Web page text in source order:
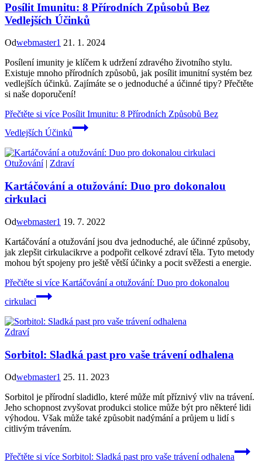
Posílit Imunitu: 8 Přírodních Způsobů Bez
Vedlejších Účinků
Odwebmaster1 21. 1. 2024
Posílení imunity je klíčem k udržení zdravého životního stylu.
Existuje mnoho přírodních způsobů, jak posílit imunitní systém bez
vedlejších účinků. Zajímáte se o jednoduché a účinné tipy? Přečtěte
si naše doporučení!
Přečtěte si více Posílit Imunitu: 8 Přírodních Způsobů Bez
Vedlejších Účinků
Otužování| Zdraví
Kartáčování a otužování: Duo pro dokonalou
cirkulaci
Odwebmaster1 19. 7. 2022
Kartáčování a otužování jsou dva jednoduché, ale účinné způsoby,
jak zlepšit cirkulacikrve a podpořit celkové zdraví těla. Tyto metody
mohou být spojeny pro ještě větší účinky a pocit svěžesti a energie.
Přečtěte si více Kartáčování a otužování: Duo pro dokonalou
cirkulaci
Zdraví
Sorbitol: Sladká past pro vaše trávení odhalena
Odwebmaster1 25. 11. 2023
Sorbitol je přírodní sladidlo, které může mít příznivý vliv na trávení.
Jeho schopnost zvyšovat produkci stolice může být pro některé lidi
výhodou. Však může také způsobit nadýmání a průjem u lidí s
citlivým trávením.
Přečtěte si více Sorbitol: Sladká past pro vaše trávení odhalena